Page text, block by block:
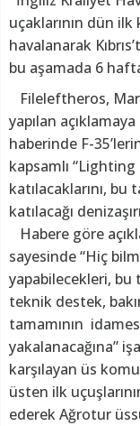
uçaklarının dün
havalanarak
bu aşamada 6
Fileleftheros,
yapılan
haberinde F-
kapsamlı
katılacaklarını,
katılacağı
Habere göre
sayesinde “Hiç
yapabilecekleri, bu
teknik destek,
tamamının
yakalanacağına”
karşılayan üs
üsten ilk
ederek Ağrotur